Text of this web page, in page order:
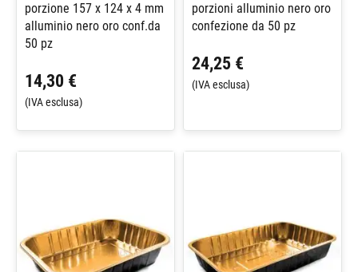
porzione 157 x 124 x 4 mm
alluminio nero oro conf.da
50 pz
14,30 €
(IVA esclusa)
porzioni alluminio nero oro
confezione da 50 pz
24,25 €
(IVA esclusa)